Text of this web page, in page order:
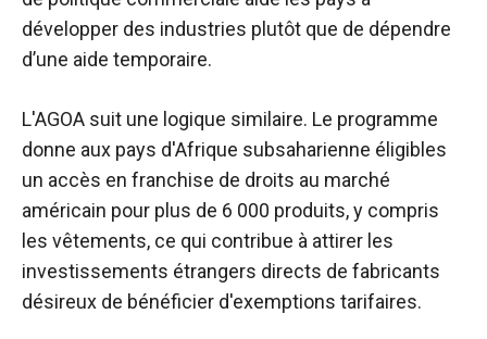
développer des industries plutôt que de dépendre
d’une aide temporaire.
L'AGOA suit une logique similaire. Le programme
donne aux pays d'Afrique subsaharienne éligibles
un accès en franchise de droits au marché
américain pour plus de 6 000 produits, y compris
les vêtements, ce qui contribue à attirer les
investissements étrangers directs de fabricants
désireux de bénéficier d'exemptions tarifaires.